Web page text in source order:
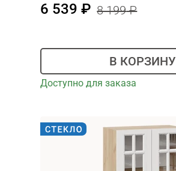
6 539 8 199
В КОРЗИНУ
Доступно для заказа